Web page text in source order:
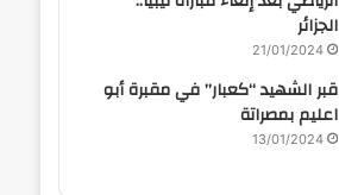
الجزائر
21/01/2024
قبر الشهيد “كعبار” في مقبرة أبو
اعليم بمصراتة
13/01/2024